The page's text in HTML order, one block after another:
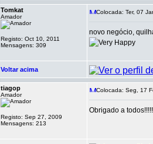
Tomkat
Amador
Registo: Oct 10, 2011
Mensagens: 309
Colocada: Ter, 07
novo negócio,
Voltar acima
tiagop
Amador
Registo: Sep 27, 2009
Mensagens: 213
Colocada: Seg, 17
Obrigado a